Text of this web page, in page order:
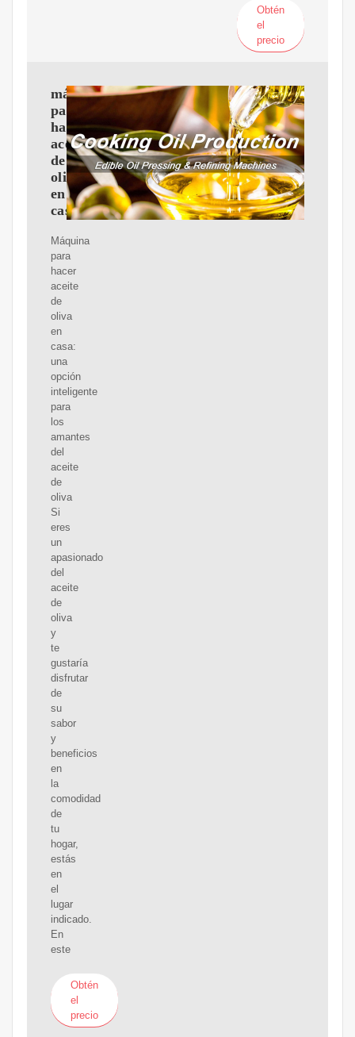
Obtén
el
precio
máquina
para
hacer
aceite
de
oliva
en
casa
Máquina
para
hacer
aceite
de
oliva
en
casa:
una
opción
inteligente
para
los
amantes
del
aceite
de
oliva
Si
eres
un
apasionado
del
aceite
de
oliva
y
te
gustaría
disfrutar
de
su
sabor
y
beneficios
en
la
comodidad
de
tu
hogar,
estás
en
el
lugar
indicado.
En
este
Obtén
el
precio